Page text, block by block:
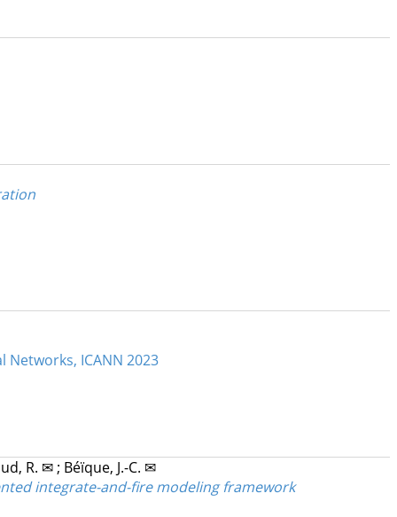
ICANN 2023
R. ✉ ; Béïque, J.-C. ✉
integrate-and-fire modeling framework